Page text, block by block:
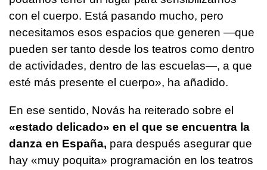
con el cuerpo. Está pasando mucho, pero
necesitamos esos espacios que generen —que
pueden ser tanto desde los teatros como dentro
de actividades, dentro de las escuelas—, a que
esté más presente el cuerpo», ha añadido.
En ese sentido, Novás ha reiterado sobre el
«estado delicado» en el que se encuentra la
danza en España, para después asegurar que
hay «muy poquita» programación en los teatros